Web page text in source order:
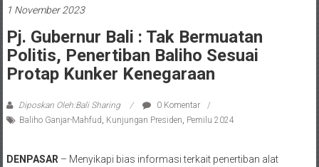
1 November 2023
Pj. Gubernur Bali : Tak Bermuatan
Politis, Penertiban Baliho Sesuai
Protap Kunker Kenegaraan
Diposkan Oleh:Bali Sharing
0 Komentar
Baliho Ganjar-Mahfud Kunjungan Presiden Pemilu 2024
DENPASAR – Menyikapi bias informasi terkait penertiban alat